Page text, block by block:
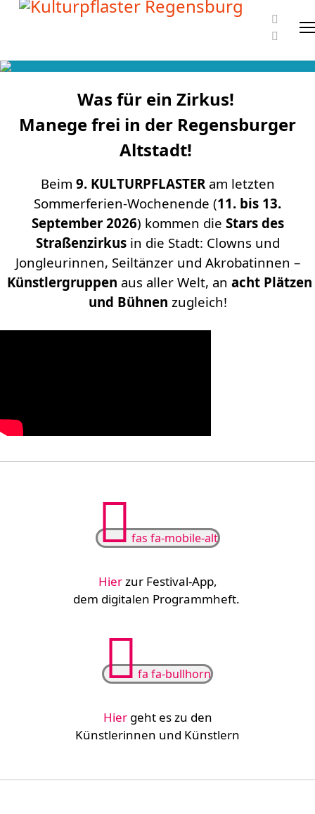
Was für ein Zirkus!
Manege frei in der Regensburger
Altstadt!
Beim 9.KULTURPFLASTERam letzten
Sommerferien-Wochenende (11. bis 13.
September 2026) kommen die Stars des
Straßenzirkusin die Stadt: Clowns und
Jongleurinnen, Seiltänzer und Akrobatinnen –
Künstlergruppen aus aller Welt, an acht Plätzen
und Bühnen zugleich!
fas fa-mobile-alt
HierzurFestival-App,
dem digitalen Programmheft.
fa fa-bullhorn
Hiergeht es zu den
Künstlerinnen und Künstlern